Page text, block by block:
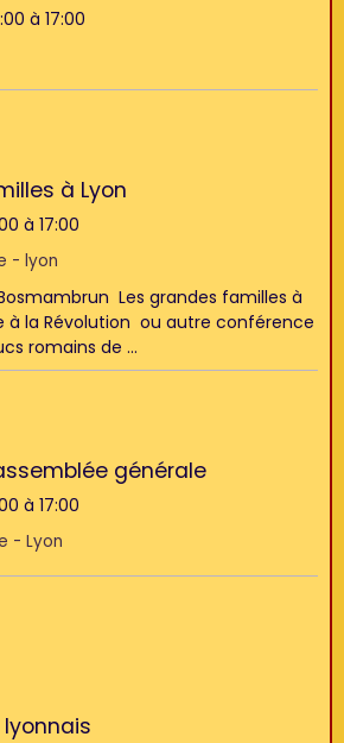
à 17:00
à Lyon
à 17:00
- lyon
Les grandes familles à
à la Révolution ou autre conférence
romains de ...
générale
à 17:00
- Lyon